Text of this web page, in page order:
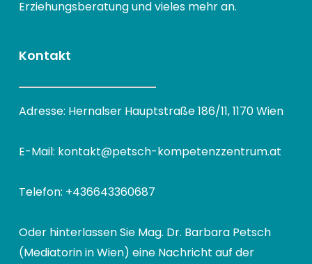
Erziehungsberatung und vieles mehr an.
Kontakt
Adresse: Hernalser Hauptstraße 186/11, 1170 Wien
E-Mail: kontakt@petsch-kompetenzzentrum.at
Telefon: +436643360687
Oder hinterlassen Sie Mag. Dr. Barbara Petsch
(Mediatorin in Wien) eine Nachricht auf der